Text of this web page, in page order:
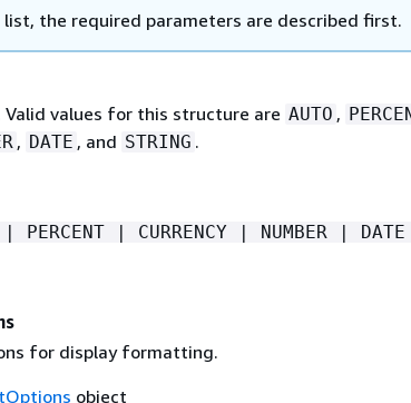
the required parameters are described first.
values for this structure are AUTO ,
, DATE , and STRING .
| PERCENT | CURRENCY | NUMBER |
for display formatting.
object